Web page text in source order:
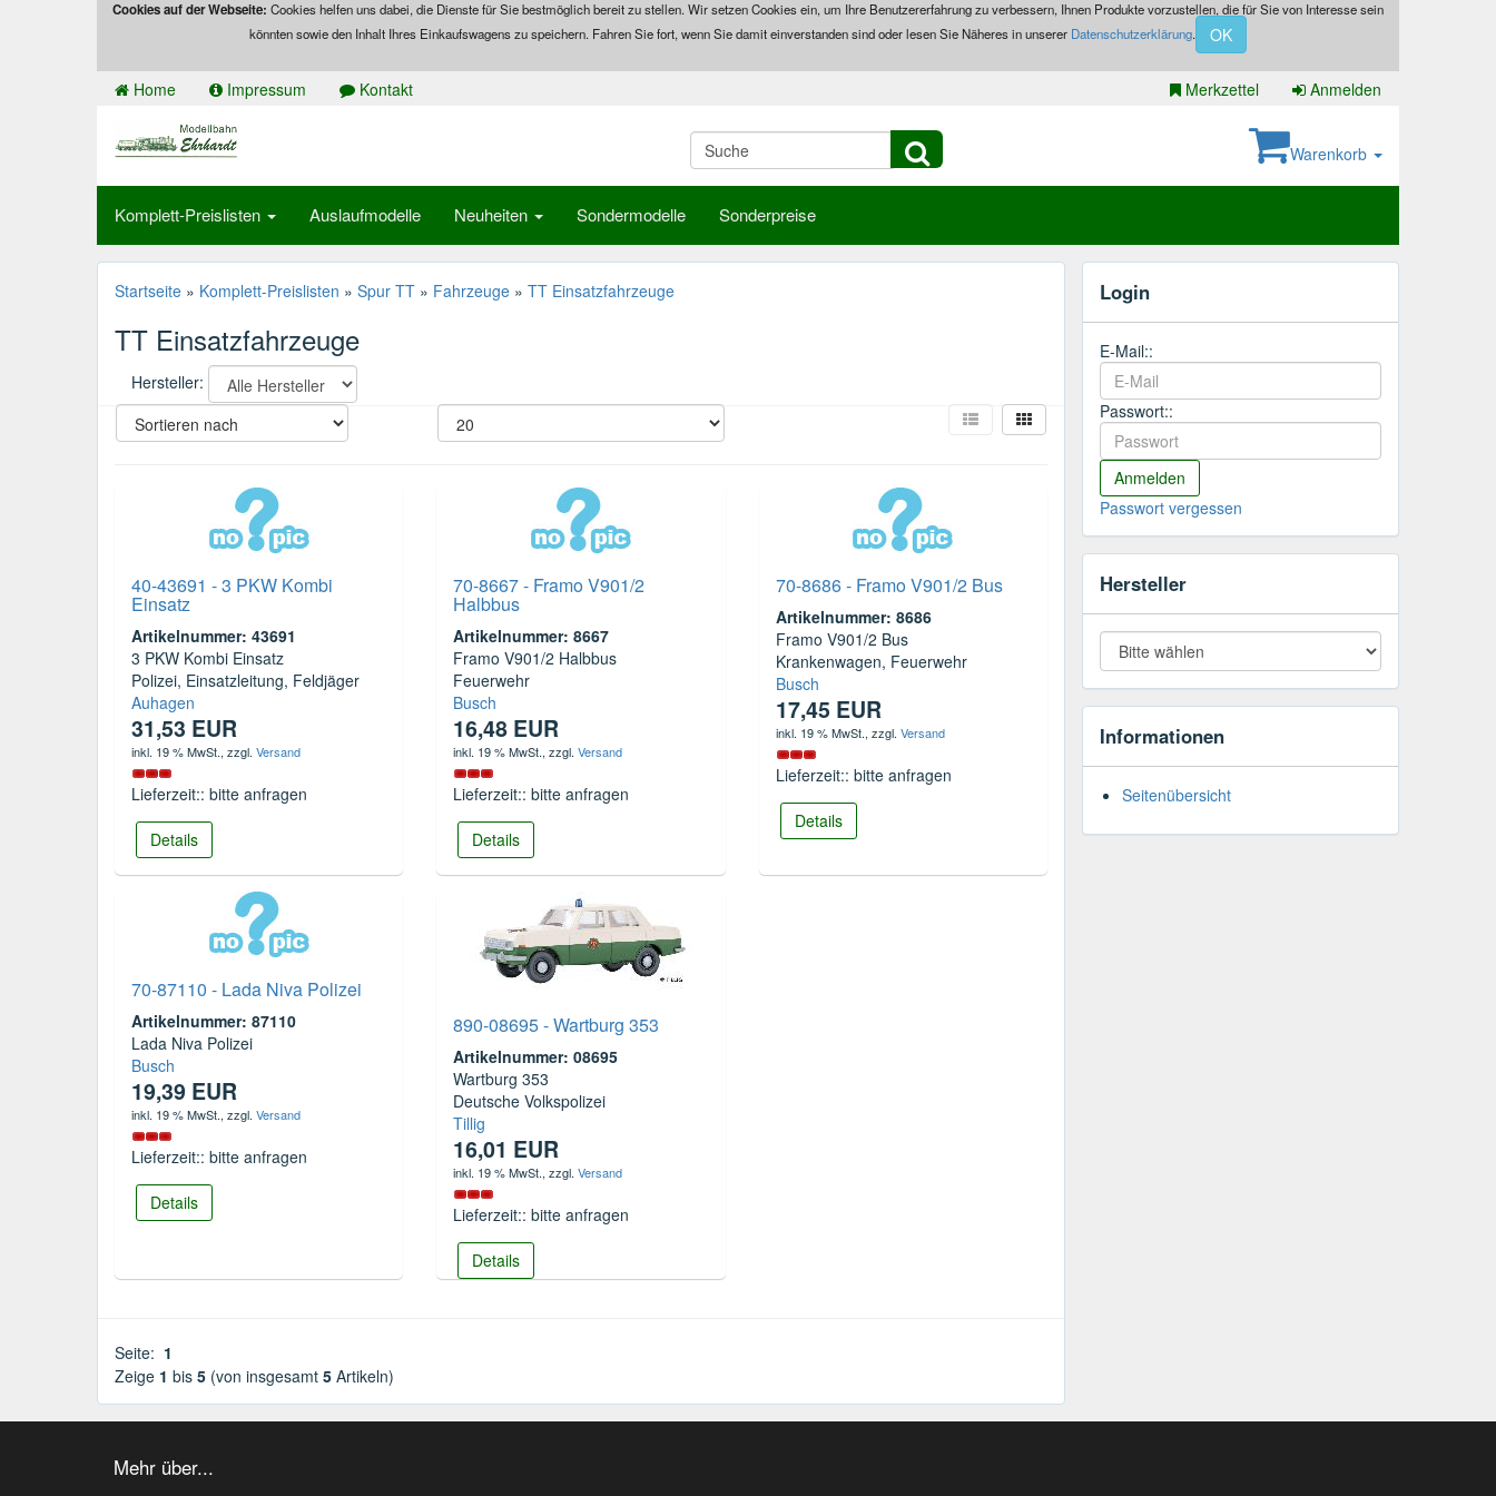
Cookies auf der Webseite: Cookies helfen uns dabei, die Dienste für Sie bestmöglich bereit zu stellen. Wir setzen Cookies ein, um Ihre Benutzererfahrung zu verbessern, Ihnen Produkte vorzustellen, die für Sie von Interesse sein
könnten sowie den Inhalt Ihres Einkaufswagens zu speichern. Fahren Sie fort, wenn Sie damit einverstanden sind oder lesen Sie Näheres in unserer Datenschutzerklärung. OK
Home Impressum Kontakt Merkzettel Anmelden
Warenkorb
Komplett-Preislisten Auslaufmodelle Neuheiten Sondermodelle Sonderpreise
Startseite » Komplett-Preislisten » Spur TT » Fahrzeuge » TT Einsatzfahrzeuge
TT Einsatzfahrzeuge
Hersteller:
40-43691 - 3 PKW Kombi
Einsatz
Artikelnummer: 43691
3 PKW Kombi Einsatz
Polizei, Einsatzleitung, Feldjäger
Auhagen
31,53 EUR
inkl. 19 % MwSt., zzgl. Versand
Lieferzeit:: bitte anfragen
Details
70-8667 - Framo V901/2
Halbbus
Artikelnummer: 8667
Framo V901/2 Halbbus
Feuerwehr
Busch
16,48 EUR
inkl. 19 % MwSt., zzgl.Versand
Lieferzeit:: bitte anfragen
Details
70-8686 - Framo V901/2 Bus
Artikelnummer: 8686
Framo V901/2 Bus
Krankenwagen, Feuerwehr
Busch
17,45 EUR
inkl. 19 % MwSt., zzgl. Versand
Lieferzeit:: bitte anfragen
Details
70-87110 - Lada Niva Polizei
Artikelnummer: 87110
Lada Niva Polizei
Busch
19,39 EUR
inkl. 19 % MwSt., zzgl. Versand
Lieferzeit:: bitte anfragen
Details
890-08695 - Wartburg 353
Artikelnummer: 08695
Wartburg 353
Deutsche Volkspolizei
Tillig
16,01 EUR
inkl. 19 % MwSt., zzgl.Versand
Lieferzeit:: bitte anfragen
Details
Seite: 1
Zeige 1 bis 5 (von insgesamt 5 Artikeln)
Login
E-Mail::
Passwort::
Passwort vergessen
Hersteller
Informationen
Seitenübersicht
Mehr über...